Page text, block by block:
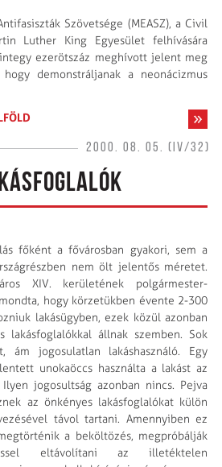
Szövetsége (MEASZ), a Civil
Luther King Egyesület felhívására
ezerötszáz meghívott jelent meg
demonstráljanak a neonácizmus
2000. 08. 05. (IV/32)
főként a fővárosban gyakori, sem a
nem ölt jelentős méretet.
XIV. kerületének polgármester-
hogy körzetükben évente 2-300
lakásügyben, ezek közül azonban
lakásfoglalókkal állnak szemben. Sok
ám jogosulatlan lakáshasználó. Egy
unokaöccs használta a lakást az
jogosultság azonban nincs. Pejva
az önkényes lakásfoglalókat külön
távol tartani. Amennyiben ez
a beköltözés, megpróbálják
eltávolítani az illetéktelen